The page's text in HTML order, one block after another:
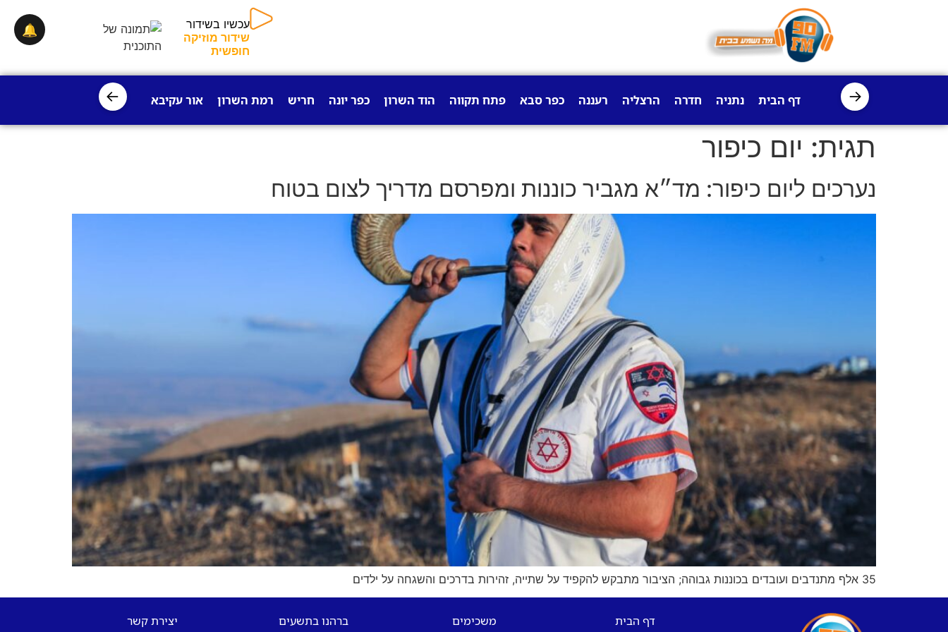
עכשיו בשידור
שידור מוזיקה
חופשית
→ דף הבית נתניה חדרה הרצליה רעננה כפר סבא פתח תקווה הוד השרון כפר יונה חריש רמת השרון אור עקיבא פרדס חנה
←
תגית: יום כיפור
נערכים ליום כיפור: מד״א מגביר כוננות ומפרסם מדריך לצום בטוח
35 אלף מתנדבים ועובדים בכוננות גבוהה; הציבור מתבקש להקפיד על שתייה, זהירות בדרכים והשגחה על ילדים
דף הבית
משכימים
ברהנו בתשעים
יצירת קשר
🔔